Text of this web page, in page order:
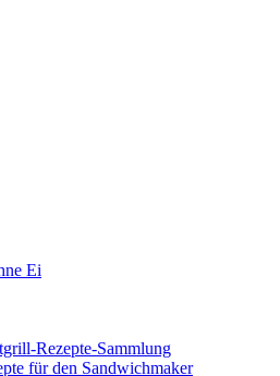
Ei
Rezepte-Sammlung
für den Sandwichmaker